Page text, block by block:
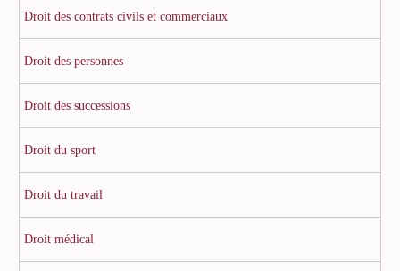
Droit des contrats civils et commerciaux
Droit des personnes
Droit des successions
Droit du sport
Droit du travail
Droit médical